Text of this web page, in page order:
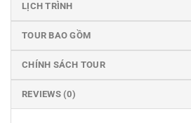
LỊCH TRÌNH
TOUR BAO GỒM
CHÍNH SÁCH TOUR
REVIEWS (0)